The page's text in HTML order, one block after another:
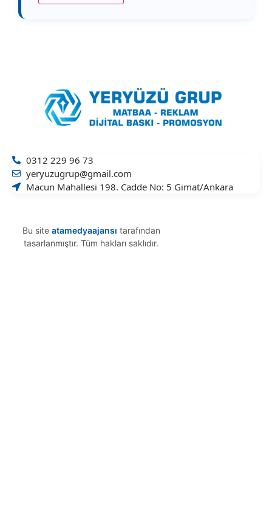
0312 229 96 73
yeryuzugrup@gmail.com
Macun Mahallesi 198. Cadde No: 5 Gimat/Ankara
Bu site atamedyaajansı tarafından
tasarlanmıştır. Tüm hakları saklıdır.